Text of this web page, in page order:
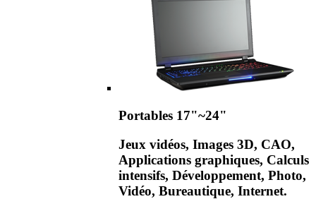
Portables 17"~24"
Jeux vidéos, Images 3D, CAO,
Applications graphiques, Calculs
intensifs, Développement, Photo,
Vidéo, Bureautique, Internet.